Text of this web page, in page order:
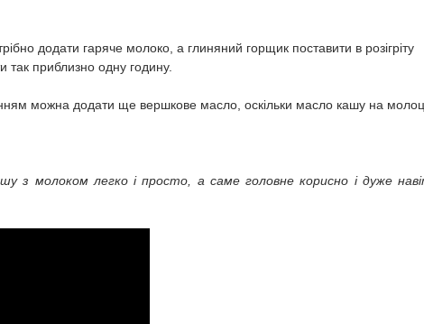
додати гаряче молоко, а глиняний горщик поставити в розігріту
так приблизно одну годину.
можна додати ще вершкове масло, оскільки масло кашу на
з молоком легко і просто, а саме головне корисно і дуже